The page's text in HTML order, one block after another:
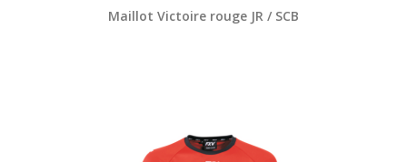
Maillot Victoire rouge JR / SCB